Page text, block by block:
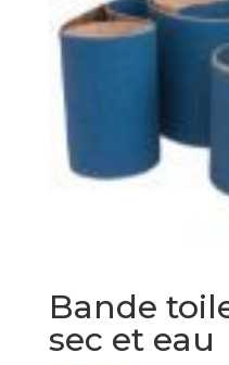
Bande
sec et eau